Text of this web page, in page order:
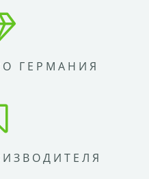
ГЕРМАНИЯ